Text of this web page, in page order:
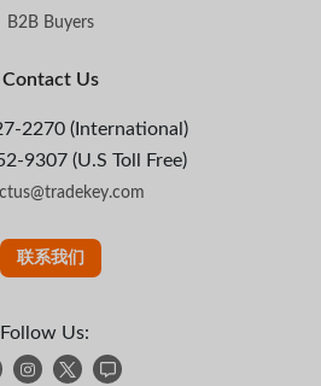
B2B Buyers
Contact Us
2270 (International)
9307 (U.S Toll Free)
联系我们
Follow Us: